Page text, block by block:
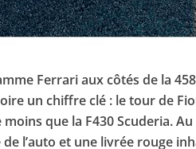
Ferrari aux côtés de la
un chiffre clé : le tour de
que la F430 Scuderia.
l’auto et une livrée rouge